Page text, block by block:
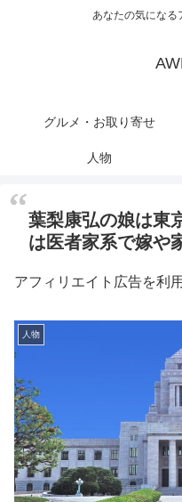
あなたの気になる
グルメ・お取り寄せ
人物
葉梨康弘の娘は東
は医者家系で嫁や
アフィリエイト広告を利
人物